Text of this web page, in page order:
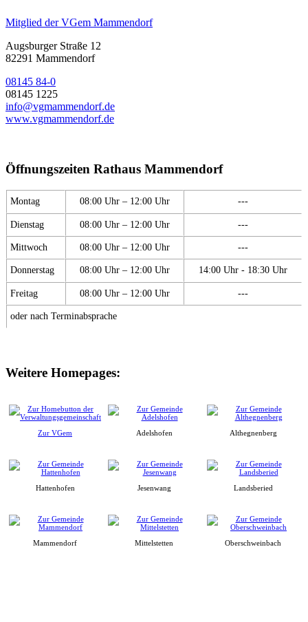
Mitglied der VGem Mammendorf
Augsburger Straße 12
82291 Mammendorf
08145 84-0
08145 1225
info@vgmammendorf.de
www.vgmammendorf.de
Öffnungszeiten Rathaus Mammendorf
Montag 08:00 Uhr – 12:00 Uhr ---
Dienstag 08:00 Uhr – 12:00 Uhr ---
Mittwoch 08:00 Uhr – 12:00 Uhr ---
Donnerstag 08:00 Uhr – 12:00 Uhr 14:00 Uhr - 18:30 Uhr
Freitag 08:00 Uhr – 12:00 Uhr ---
oder nach Terminabsprache
Weitere Homepages:
Zur VGem Adelshofen Althegnenberg
Hattenhofen Jesenwang Landsberied
Mammendorf Mittelstetten Oberschweinbach